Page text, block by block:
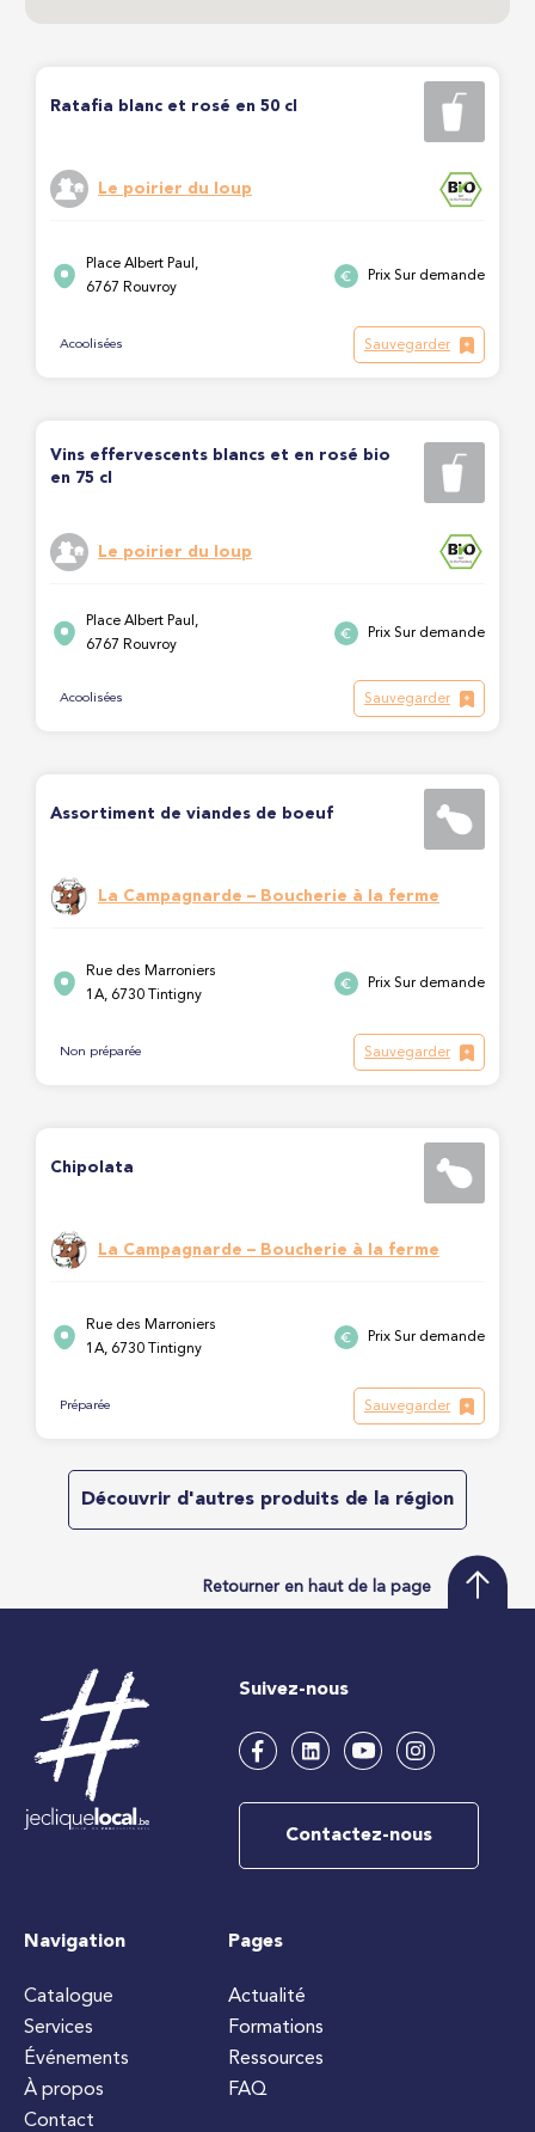
Ratafia blanc et rosé en 50 cl
Le poirier du loup
Place Albert Paul,
6767 Rouvroy
Prix Sur demande
Acoolisées Sauvegarder
Vins effervescents blancs et en rosé bio
en 75 cl
Le poirier du loup
Place Albert Paul,
6767 Rouvroy
Prix Sur demande
Acoolisées Sauvegarder
Assortiment de viandes de boeuf
La Campagnarde – Boucherie à la ferme
Rue des Marroniers
1A, 6730 Tintigny
Prix Sur demande
Non préparée Sauvegarder
Chipolata
La Campagnarde – Boucherie à la ferme
Rue des Marroniers
1A, 6730 Tintigny
Prix Sur demande
Préparée Sauvegarder
Découvrir d'autres produits de la région
Retourner en haut de la page
Suivez-nous
Contactez-nous
Navigation
Catalogue
Services
Événements
À propos
Contact
Pages
Actualité
Formations
Ressources
FAQ